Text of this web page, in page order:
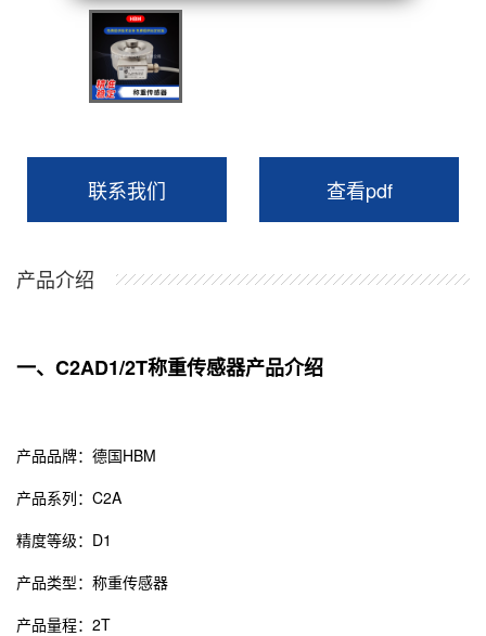
联系我们 查看pdf
产品介绍
一、C2AD1/2T称重传感器产品介绍
产品品牌： 德国HBM
产品系列：C2A
精度等级：D1
产品类型：称重传感器
产品量程：2T